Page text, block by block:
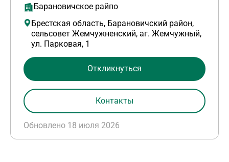
Барановичское райпо
Брестская область, Барановичский район,
сельсовет Жемчужненский, аг. Жемчужный,
ул. Парковая, 1
Обновлено 18 июля 2026
Откликнуться
Контакты